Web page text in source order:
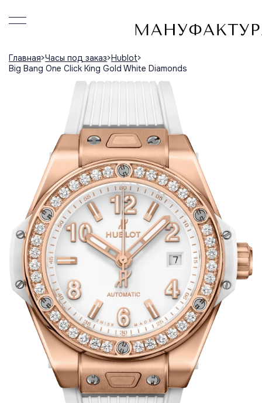
Главная Часы под заказ Hublot
Big Bang One Click King Gold White Diamonds